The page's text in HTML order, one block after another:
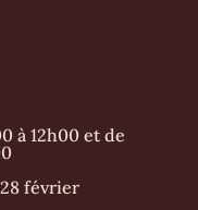
à 12h00 et de
février